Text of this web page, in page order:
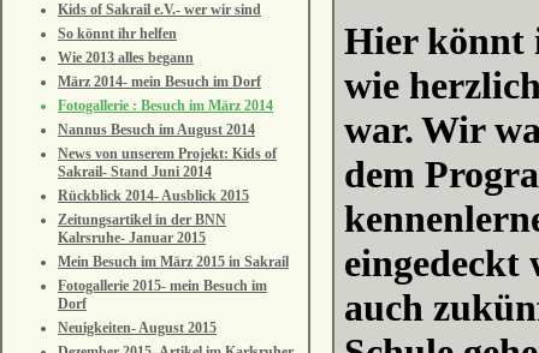
Kids of Sakrail e.V.- wer wir sind
So könnt ihr helfen
Wie 2013 alles begann
März 2014- mein Besuch im Dorf
Fotogallerie : Besuch im März 2014
Nannus Besuch im August 2014
News von unserem Projekt: Kids of
Sakrail- Stand Juni 2014
Rückblick 2014- Ausblick 2015
Zeitungsartikel in der BNN
Kalrsruhe- Januar 2015
Mein Besuch im März 2015 in Sakrail
Fotogallerie 2015- mein Besuch im
Dorf
Neuigkeiten- August 2015
Hier könnt
wie
war.Wir
dem
eingedeckt
auch